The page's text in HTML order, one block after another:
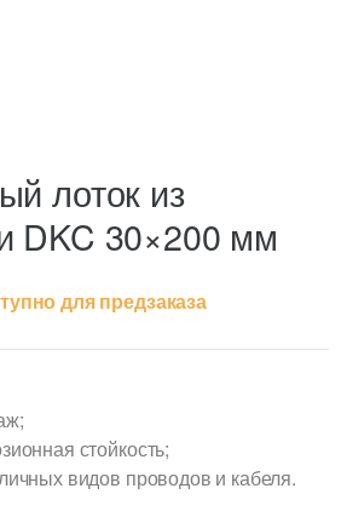
лоток из
DKC 30×200 мм
для предзаказа
стойкость;
видов проводов и кабеля.